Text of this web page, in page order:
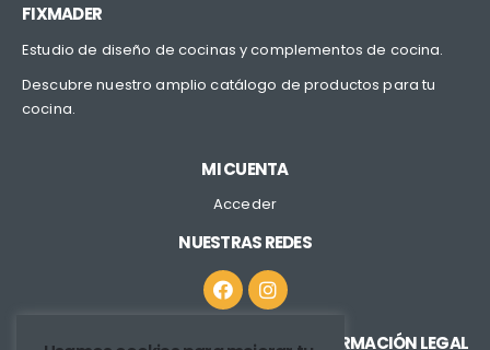
FIXMADER
Estudio de diseño de cocinas y complementos de cocina.
Descubre nuestro amplio catálogo de productos para tu
cocina.
MI CUENTA
Acceder
NUESTRAS REDES
INFORMACIÓN LEGAL